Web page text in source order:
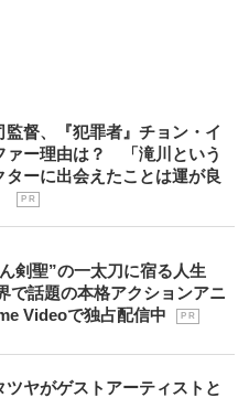
監督、『犯罪者』チョン・イ
ァー理由は？ 「滝川という
ターに出会えたことは運が良
P R
剣聖”の一太刀に宿る人生
話題の本格アクションアニ
Videoで独占配信中
P R
ツヤがゲストアーティストと